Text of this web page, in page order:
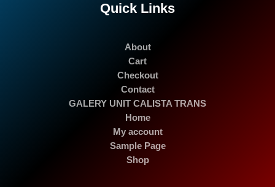
Quick Links
About
Cart
Checkout
Contact
GALERY UNIT CALISTA TRANS
Home
My account
Sample Page
Shop